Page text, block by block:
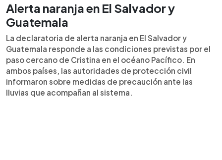
Alerta naranja en El Salvador y
Guatemala
La declaratoria de alerta naranja en El Salvador y
Guatemala responde a las condiciones previstas por el
paso cercano de Cristina en el océano Pacífico. En
ambos países, las autoridades de protección civil
informaron sobre medidas de precaución ante las
lluvias que acompañan al sistema.